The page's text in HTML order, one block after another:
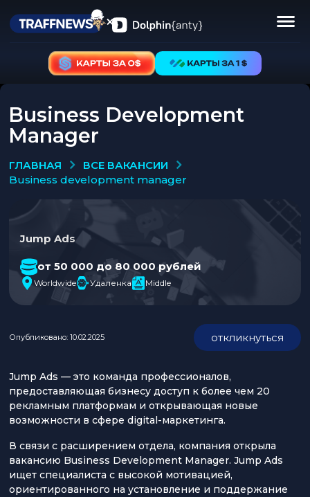
Business Development
Manager
ГЛАВНАЯ
ВСЕ ВАКАНСИИ
business development manager
Jump Ads
от 50 000 до 80 000 рублей
Worldwide Удаленка Middle
Опубликовано: 10.02.2025 откликнуться
Jump Ads — это команда профессионалов,
предоставляющая бизнесу доступ к более чем 20
рекламным платформам и открывающая новые
возможности в сфере digital-маркетинга.
В связи с расширением отдела, компания открыла
вакансию Business Development Manager. Jump Ads
ищет специалиста с высокой мотивацией,
ориентированного на установление и поддержание